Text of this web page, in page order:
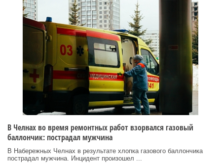
В Челнах во время ремонтных работ взорвался газовый
баллончик: пострадал мужчина
В Набережных Челнах в результате хлопка газового баллончика
пострадал мужчина. Инцидент произошел ...